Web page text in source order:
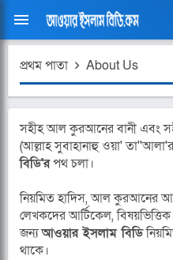
প্রথম পাতা About Us
সহীহ আল কুরআনের বানী এবং
(আল্লাহ সুবাহানাহু ওয়া' তা''আলা'র
বিডি'রপথ চলা।
নিয়মিত হাদিস, আল কুরআনের
লেখকদের আর্টিকেল, বিষয়ভিত্তিক
জন্যআওয়ার ইসলাম বিডি
থাকে।